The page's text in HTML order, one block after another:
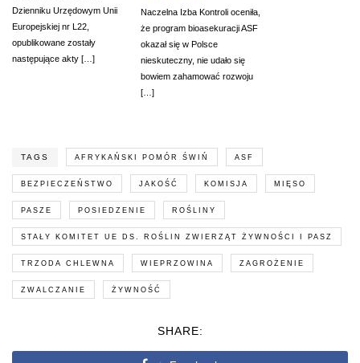
Dzienniku Urzędowym Unii
Europejskiej nr L22,
opublikowane zostały
następujące akty […]
Naczelna Izba Kontroli oceniła,
że program bioasekuracji ASF
okazał się w Polsce
nieskuteczny, nie udało się
bowiem zahamować rozwoju
[…]
TAGS AFRYKAŃSKI POMÓR ŚWIŃ ASF
BEZPIECZEŃSTWO JAKOŚĆ KOMISJA MIĘSO
PASZE POSIEDZENIE ROŚLINY
STAŁY KOMITET UE DS. ROŚLIN ZWIERZĄT ŻYWNOŚCI I PASZ
TRZODA CHLEWNA WIEPRZOWINA ZAGROŻENIE
ZWALCZANIE ŻYWNOŚĆ
SHARE: